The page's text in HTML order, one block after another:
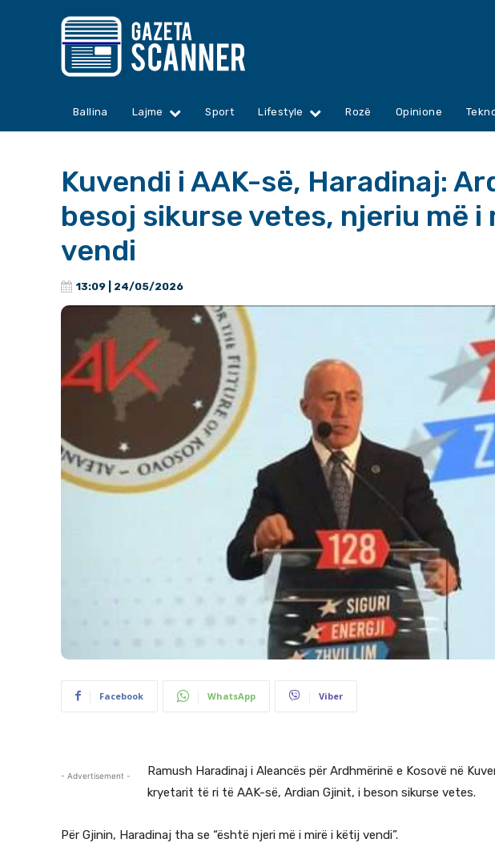
Ballina Lajme Sport Lifestyle Rozë Opinione
Kuvendi i AAK-së, Haradinaj:
besoj sikurse vetes, njeriu më i
vendi
13:09 | 24/05/2026
Facebook WhatsApp Viber
- Advertisement -
Ramush Haradinaj i Aleancës për Ardhmërinë e Kosovë në
kryetarit të ri të AAK-së, Ardian Gjinit, i beson sikurse vetes.
Për Gjinin, Haradinaj tha se “është njeri më i mirë i këtij vendi”.